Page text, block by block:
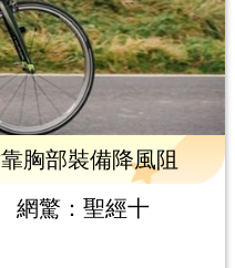
胸部裝備降風阻
網驚：聖經十